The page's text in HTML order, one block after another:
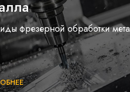
фрезерной обработки